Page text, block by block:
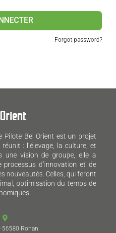
Forgot password?
Pilote Bel Orient est un projet
: l’élevage, la culture, et
une vision de groupe, elle a
processus d’innovation et de
nouveautés. Celles, qui feront
optimisation du temps de
56580 Rohan